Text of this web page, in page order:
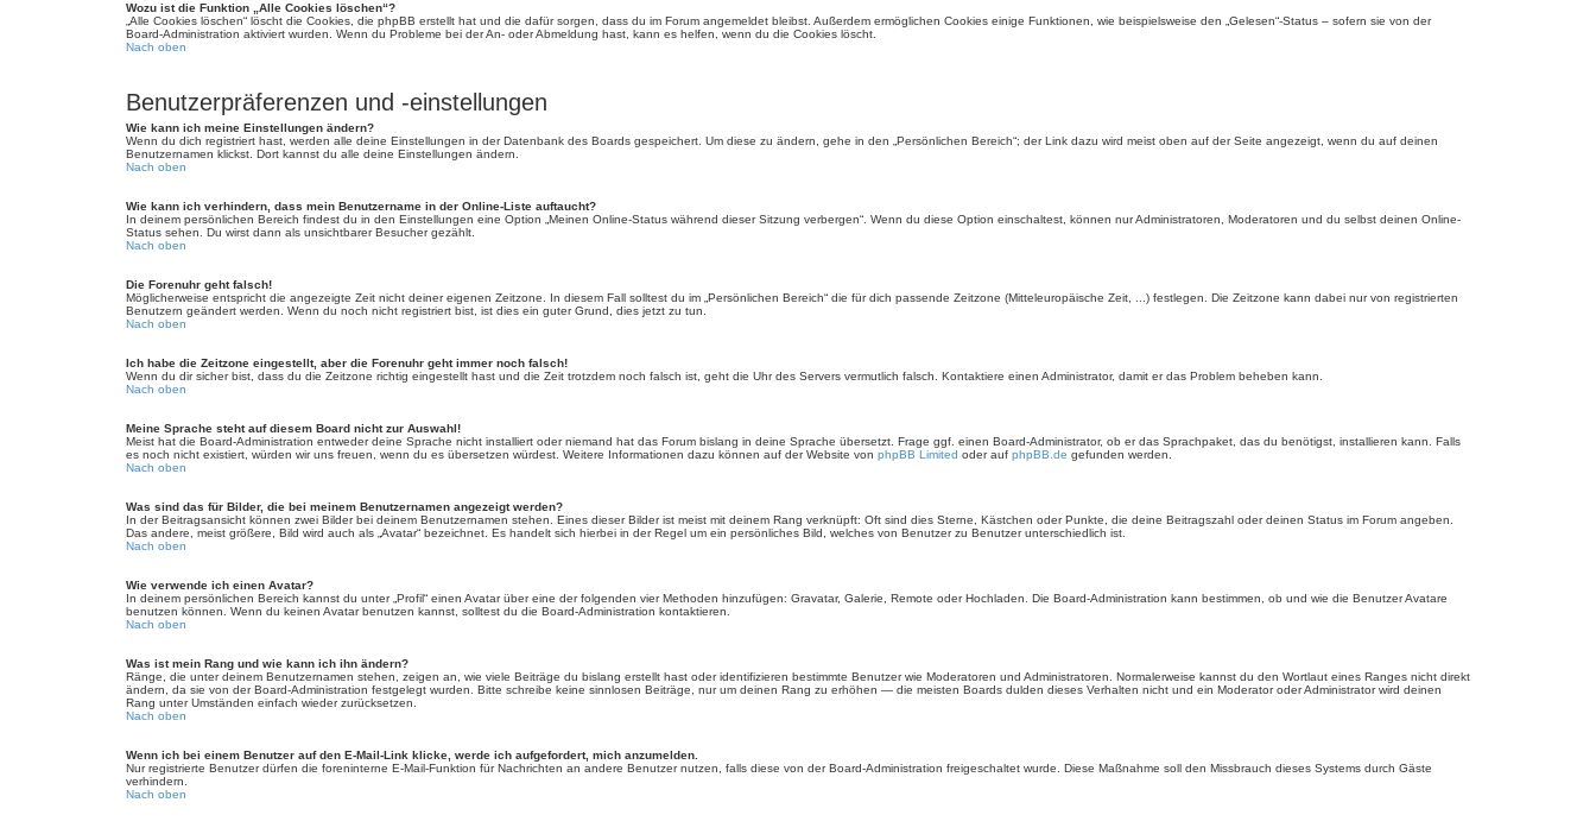
Wozu ist die Funktion „Alle Cookies löschen“?
„Alle Cookies löschen“ löscht die Cookies, die phpBB erstellt hat und die dafür sorgen, dass du im Forum angemeldet bleibst. Außerdem ermöglichen Cookies einige Funktionen, wie beispielsweise den „Gelesen“-Status – sofern sie von der
Board-Administration aktiviert wurden. Wenn du Probleme bei der An- oder Abmeldung hast, kann es helfen, wenn du die Cookies löscht.
Nach oben
Benutzerpräferenzen und -einstellungen
Wie kann ich meine Einstellungen ändern?
Wenn du dich registriert hast, werden alle deine Einstellungen in der Datenbank des Boards gespeichert. Um diese zu ändern, gehe in den „Persönlichen Bereich“; der Link dazu wird meist oben auf der Seite angezeigt, wenn du auf deinen
Benutzernamen klickst. Dort kannst du alle deine Einstellungen ändern.
Nach oben
Wie kann ich verhindern, dass mein Benutzername in der Online-Liste auftaucht?
In deinem persönlichen Bereich findest du in den Einstellungen eine Option „Meinen Online-Status während dieser Sitzung verbergen“. Wenn du diese Option einschaltest, können nur Administratoren, Moderatoren und du selbst deinen Online-
Status sehen. Du wirst dann als unsichtbarer Besucher gezählt.
Nach oben
Die Forenuhr geht falsch!
Möglicherweise entspricht die angezeigte Zeit nicht deiner eigenen Zeitzone. In diesem Fall solltest du im „Persönlichen Bereich“ die für dich passende Zeitzone (Mitteleuropäische Zeit, ...) festlegen. Die Zeitzone kann dabei nur von registrierten
Benutzern geändert werden. Wenn du noch nicht registriert bist, ist dies ein guter Grund, dies jetzt zu tun.
Nach oben
Ich habe die Zeitzone eingestellt, aber die Forenuhr geht immer noch falsch!
Wenn du dir sicher bist, dass du die Zeitzone richtig eingestellt hast und die Zeit trotzdem noch falsch ist, geht die Uhr des Servers vermutlich falsch. Kontaktiere einen Administrator, damit er das Problem beheben kann.
Nach oben
Meine Sprache steht auf diesem Board nicht zur Auswahl!
Meist hat die Board-Administration entweder deine Sprache nicht installiert oder niemand hat das Forum bislang in deine Sprache übersetzt. Frage ggf. einen Board-Administrator, ob er das Sprachpaket, das du benötigst, installieren kann. Falls
es noch nicht existiert, würden wir uns freuen, wenn du es übersetzen würdest. Weitere Informationen dazu können auf der Website von phpBB Limited oder auf phpBB.de gefunden werden.
Nach oben
Was sind das für Bilder, die bei meinem Benutzernamen angezeigt werden?
In der Beitragsansicht können zwei Bilder bei deinem Benutzernamen stehen. Eines dieser Bilder ist meist mit deinem Rang verknüpft: Oft sind dies Sterne, Kästchen oder Punkte, die deine Beitragszahl oder deinen Status im Forum angeben.
Das andere, meist größere, Bild wird auch als „Avatar“ bezeichnet. Es handelt sich hierbei in der Regel um ein persönliches Bild, welches von Benutzer zu Benutzer unterschiedlich ist.
Nach oben
Wie verwende ich einen Avatar?
In deinem persönlichen Bereich kannst du unter „Profil“ einen Avatar über eine der folgenden vier Methoden hinzufügen: Gravatar, Galerie, Remote oder Hochladen. Die Board-Administration kann bestimmen, ob und wie die Benutzer Avatare
benutzen können. Wenn du keinen Avatar benutzen kannst, solltest du die Board-Administration kontaktieren.
Nach oben
Was ist mein Rang und wie kann ich ihn ändern?
Ränge, die unter deinem Benutzernamen stehen, zeigen an, wie viele Beiträge du bislang erstellt hast oder identifizieren bestimmte Benutzer wie Moderatoren und Administratoren. Normalerweise kannst du den Wortlaut eines Ranges nicht direkt
ändern, da sie von der Board-Administration festgelegt wurden. Bitte schreibe keine sinnlosen Beiträge, nur um deinen Rang zu erhöhen — die meisten Boards dulden dieses Verhalten nicht und ein Moderator oder Administrator wird deinen
Rang unter Umständen einfach wieder zurücksetzen.
Nach oben
Wenn ich bei einem Benutzer auf den E-Mail-Link klicke, werde ich aufgefordert, mich anzumelden.
Nur registrierte Benutzer dürfen die foreninterne E-Mail-Funktion für Nachrichten an andere Benutzer nutzen, falls diese von der Board-Administration freigeschaltet wurde. Diese Maßnahme soll den Missbrauch dieses Systems durch Gäste
verhindern.
Nach oben